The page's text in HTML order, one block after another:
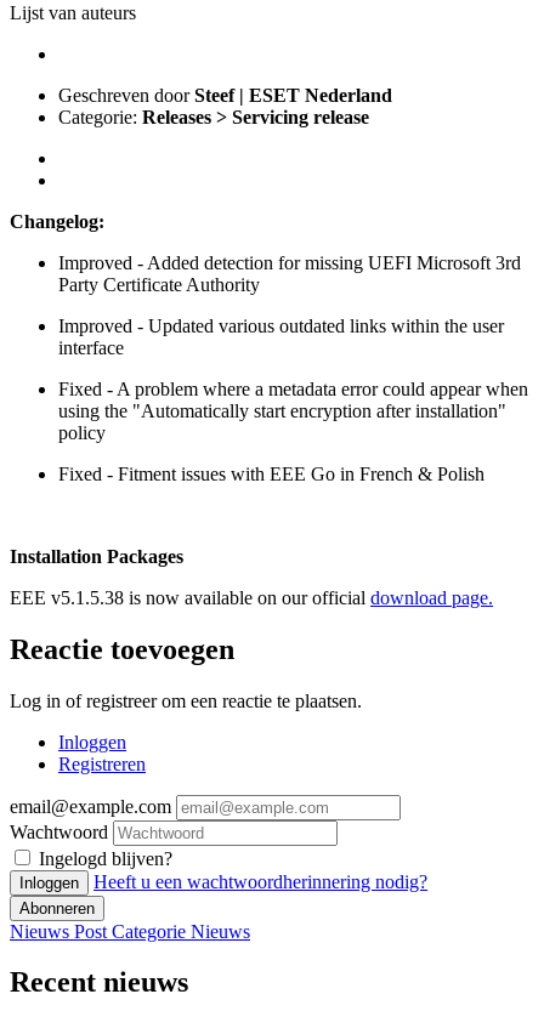
Lijst van auteurs
Geschreven doorSteef | ESET Nederland
Categorie: Releases > Servicing release
Changelog:
Improved - Added detection for missing UEFI Microsoft 3rd
Party Certificate Authority
Improved - Updated various outdated links within the user
interface
Fixed - A problem where a metadata error could appear when
using the "Automatically start encryption after installation"
policy
Fixed - Fitment issues with EEE Go in French & Polish
Installation Packages
EEE v5.1.5.38 is now available on our official download page.
Reactie toevoegen
Log in of registreer om een reactie te plaatsen.
Inloggen
Registreren
email@example.com
Wachtwoord
Ingelogd blijven?
Inloggen Heeft u een wachtwoordherinnering nodig?
Abonneren
Nieuws Post Categorie Nieuws
Recent nieuws